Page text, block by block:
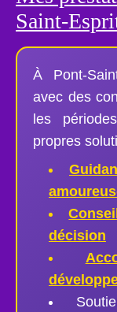
Saint-
À Pont-
avec des
les
propres
décision